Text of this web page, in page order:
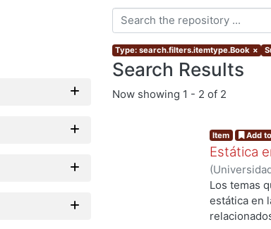
Type: search.filters.itemtype.Book ×
Search Results
Now showing 1 - 2 of 2
Item Add
Estática
(
Artes para
García
Los temas
estática en